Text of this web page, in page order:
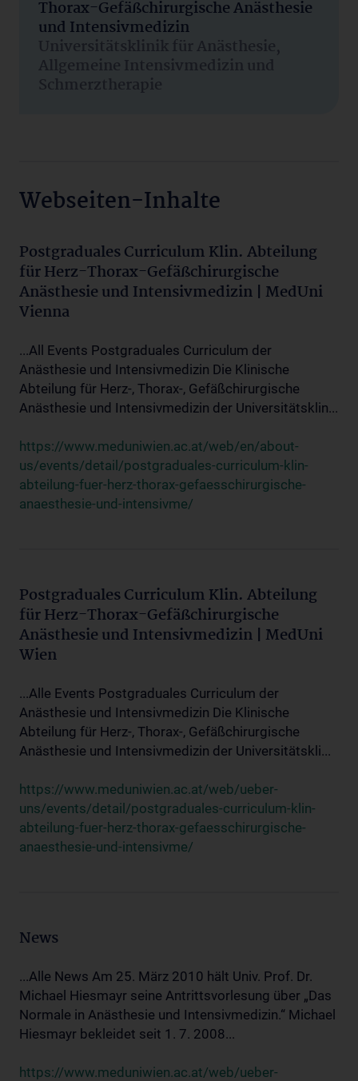
Thorax-Gefäßchirurgische Anästhesie
und Intensivmedizin
Universitätsklinik für Anästhesie,
Allgemeine Intensivmedizin und
Schmerztherapie
Webseiten-Inhalte
Postgraduales Curriculum Klin. Abteilung
für Herz-Thorax-Gefäßchirurgische
Anästhesie und Intensivmedizin | MedUni
Vienna
...All Events Postgraduales Curriculum der
Anästhesie und Intensivmedizin Die Klinische
Abteilung für Herz-, Thorax-, Gefäßchirurgische
Anästhesie und Intensivmedizin der Universitätsklin...
https://www.meduniwien.ac.at/web/en/about-
us/events/detail/postgraduales-curriculum-klin-
abteilung-fuer-herz-thorax-gefaesschirurgische-
anaesthesie-und-intensivme/
Postgraduales Curriculum Klin. Abteilung
für Herz-Thorax-Gefäßchirurgische
Anästhesie und Intensivmedizin | MedUni
Wien
...Alle Events Postgraduales Curriculum der
Anästhesie und Intensivmedizin Die Klinische
Abteilung für Herz-, Thorax-, Gefäßchirurgische
Anästhesie und Intensivmedizin der Universitätskli...
https://www.meduniwien.ac.at/web/ueber-
uns/events/detail/postgraduales-curriculum-klin-
abteilung-fuer-herz-thorax-gefaesschirurgische-
anaesthesie-und-intensivme/
News
...Alle News Am 25. März 2010 hält Univ. Prof. Dr.
Michael Hiesmayr seine Antrittsvorlesung über „Das
Normale in Anästhesie und Intensivmedizin.“ Michael
Hiesmayr bekleidet seit 1. 7. 2008...
https://www.meduniwien.ac.at/web/ueber-